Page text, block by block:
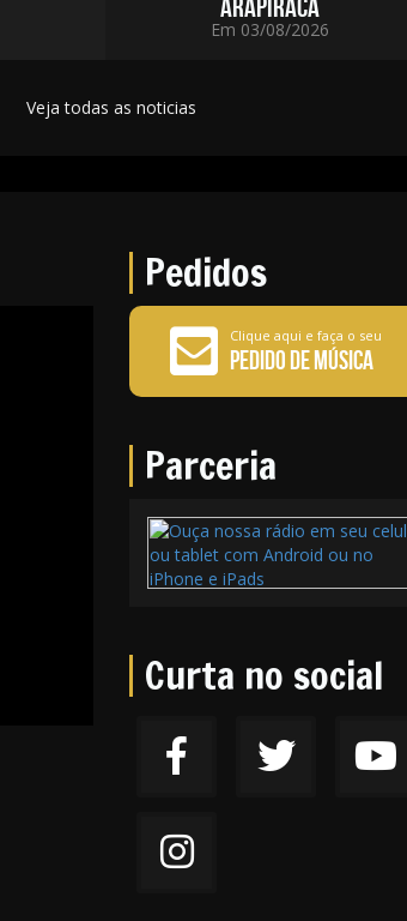
ARAPIRACA
Em 03/08/2026
Veja todas as noticias
Pedidos
Clique aqui e faça o seu
Pedido de Música
Parceria
Curta no social